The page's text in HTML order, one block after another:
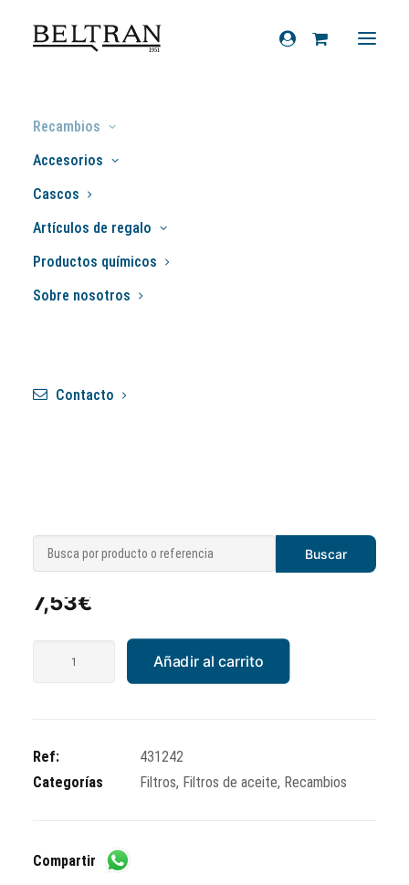
Recambios
Accesorios
Cascos
Artículos de regalo
Productos químicos
Sobre nosotros
Contacto
Inicio»Recambios
aceite
»
Filtro de aceite
7,53€
Añadir al carrito
Ref:
431242
Categorías
Filtros, Filtros de aceite, Recambios
Compartir